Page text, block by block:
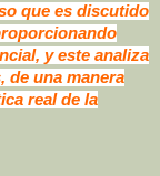
que es discutido
y este analiza
de una manera
real de la